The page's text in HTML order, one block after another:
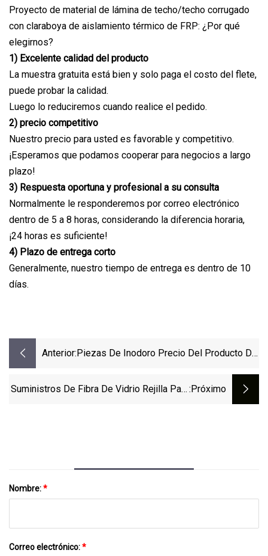
Proyecto de material de lámina de techo/techo corrugado
con claraboya de aislamiento térmico de FRP: ¿Por qué
elegirnos?
1) Excelente calidad del producto
La muestra gratuita está bien y solo paga el costo del flete,
puede probar la calidad.
Luego lo reduciremos cuando realice el pedido.
2) precio competitivo
Nuestro precio para usted es favorable y competitivo.
¡Esperamos que podamos cooperar para negocios a largo
plazo!
3) Respuesta oportuna y profesional a su consulta
Normalmente le responderemos por correo electrónico
dentro de 5 a 8 horas, considerando la diferencia horaria,
¡24 horas es suficiente!
4) Plazo de entrega corto
Generalmente, nuestro tiempo de entrega es dentro de 10
días.
Anterior: Piezas De Inodoro Precio Del Producto De
Suministros De Fibra De Vidrio Rejilla Para :próximo
Nombre:*
Correo electrónico:*